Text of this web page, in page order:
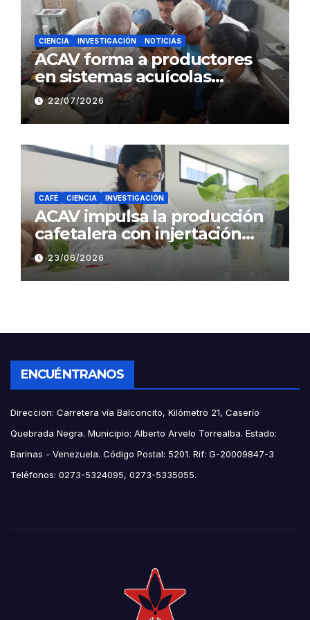
CIENCIA INVESTIGACIÓN NOTICIAS
ACAV forma a productores
en sistemas acuícolas
sustentables en Barinas
22/07/2026
CAFÉ CIENCIA INVESTIGACIÓN
ACAV impulsa la producción
cafetalera con injertación
hipocotiledonaria
23/06/2026
ENCUÉNTRANOS
Direccion: Carretera vía Balconcito, Kilómetro 21, Caserío
Quebrada Negra. Municipio: Alberto Arvelo Torrealba. Estado:
Barinas - Venezuela. Código Postal: 5201. Rif: G-20009847-3
Teléfonos: 0273-5324095, 0273-5335055.